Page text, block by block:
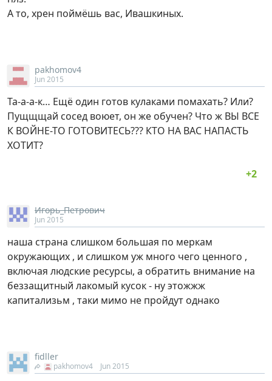
А то, хрен поймёшь вас, Ивашкиных.
pakhomov4
Jun 2015
Та-а-а-к… Ещё один готов кулаками помахать? Или?
Пущщщай сосед воюет, он же обучен? Что ж ВЫ ВСЕ
К ВОЙНЕ-ТО ГОТОВИТЕСЬ??? КТО НА ВАС НАПАСТЬ
ХОТИТ?
Игорь_Петрович
Jun 2015
наша страна слишком большая по меркам
окружающих , и слишком уж много чего ценного ,
включая людские ресурсы, а обратить внимание на
беззащитный лакомый кусок - ну этожжж
капитализьм , таки мимо не пройдут однако
fidller
pakhomov4 Jun 2015